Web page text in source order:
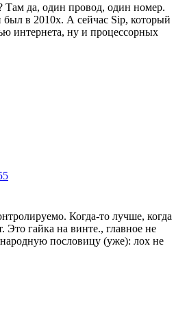
Там да, один провод, один номер.
в 2010х. А сейчас Sip, который
интернета, ну и процессорных
Когда-то лучше, когда
Это гайка на винте., главное не
пословицу (уже): лох не